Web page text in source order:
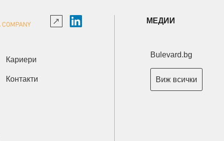
Кариери
Контакти
МЕДИИ
Bulevard.bg
Виж всички